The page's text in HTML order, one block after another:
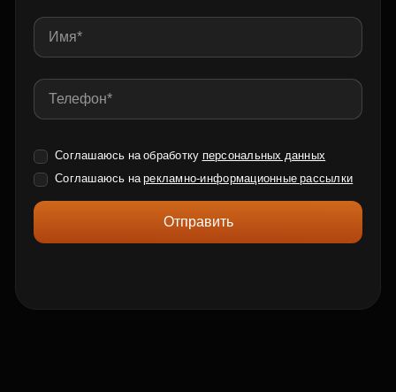
Соглашаюсь на обработку персональных данных
Соглашаюсь нарекламно-информационные рассылки
Отправить